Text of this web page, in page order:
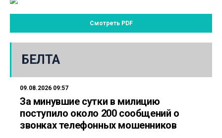
Смотреть PDF
БЕЛТА
09.08.2026 09:57
За минувшие сутки в милицию
поступило около 200 сообщений о
звонках телефонных мошенников